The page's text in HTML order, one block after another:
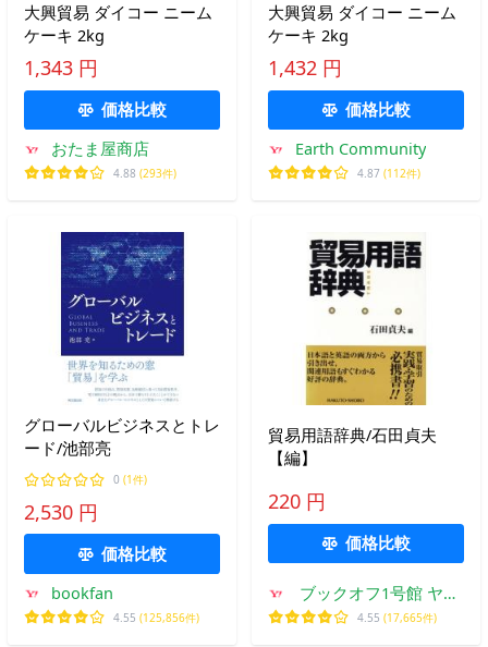
大興貿易 ダイコー ニーム
ケーキ 2kg
1,343 円
価格比較
おたま屋商店
4.88 (293件)
大興貿易 ダイコー ニーム
ケーキ 2kg
1,432 円
価格比較
Earth Community
4.87 (112件)
グローバルビジネスとトレ
ード/池部亮
0 (1件)
2,530 円
価格比較
bookfan
4.55 (125,856件)
貿易用語辞典/石田貞夫
【編】
220 円
価格比較
ブックオフ1号館 ヤフ
ーショッピング店
4.55 (17,665件)